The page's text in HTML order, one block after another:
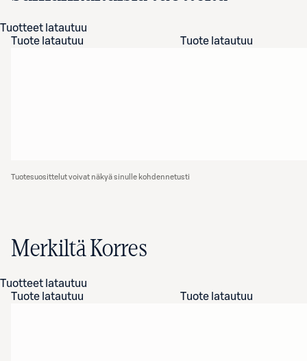
Tuotteet latautuu
Tuote latautuu
Tuote latautuu
Tuotesuosittelut voivat näkyä sinulle kohdennetusti
Merkiltä Korres
Tuotteet latautuu
Tuote latautuu
Tuote latautuu